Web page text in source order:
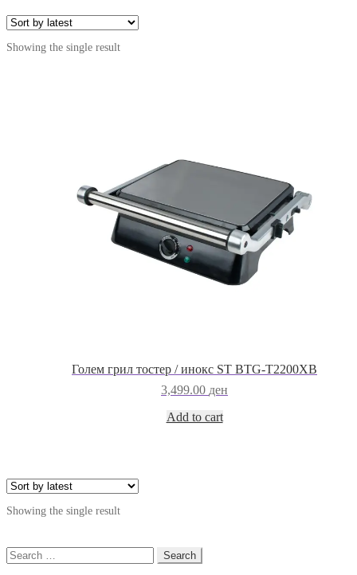
Showing the single result
Голем грил тостер / инокс ST BTG-T2200XB
3,499.00 ден
Add to cart
Showing the single result
Search
for: